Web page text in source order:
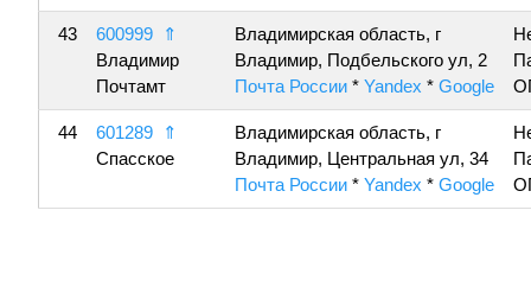
43 600999
⇑
Владимир
Почтамт
Владимирская область, г
Владимир, Подбельского ул, 2
Почта России * Yandex * Google
44 601289
⇑
Спасское
Владимирская область, г
Владимир, Центральная ул, 34
Почта России * Yandex * Google